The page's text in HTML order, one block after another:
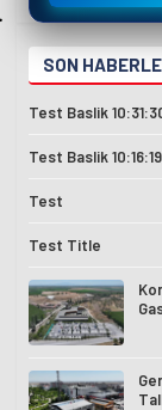
SON
Test Baslik
Test Baslik 10:16:19
Test
Test Title